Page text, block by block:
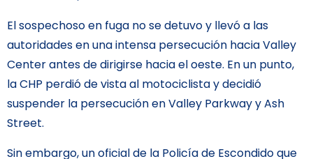
El sospechoso en fuga no se detuvo y llevó a las
autoridades en una intensa persecución hacia Valley
Center antes de dirigirse hacia el oeste. En un punto,
la CHP perdió de vista al motociclista y decidió
suspender la persecución en Valley Parkway y Ash
Street.
Sin embargo, un oficial de la Policía de Escondido que